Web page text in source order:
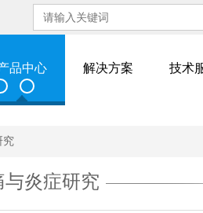
品中心 解决方案 技术
究
与炎症研究